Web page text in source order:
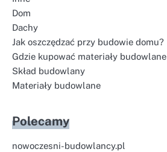
Dom
Dachy
Jak oszczędzać przy budowie domu?
Gdzie kupować materiały budowlane
Skład budowlany
Materiały budowlane
Polecamy
nowoczesni-budowlancy.pl